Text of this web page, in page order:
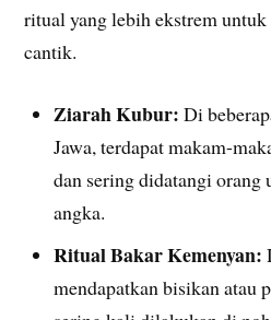
ritual yang lebih ekstrem
cantik.
Ziarah Kubur: Di
Jawa, terdapat makam-
dan sering didatangi
angka.
Ritual Bakar Kemenyan:
mendapatkan bisikan atau